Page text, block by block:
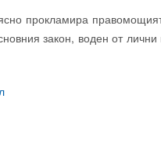
прокламира
закон, воден от